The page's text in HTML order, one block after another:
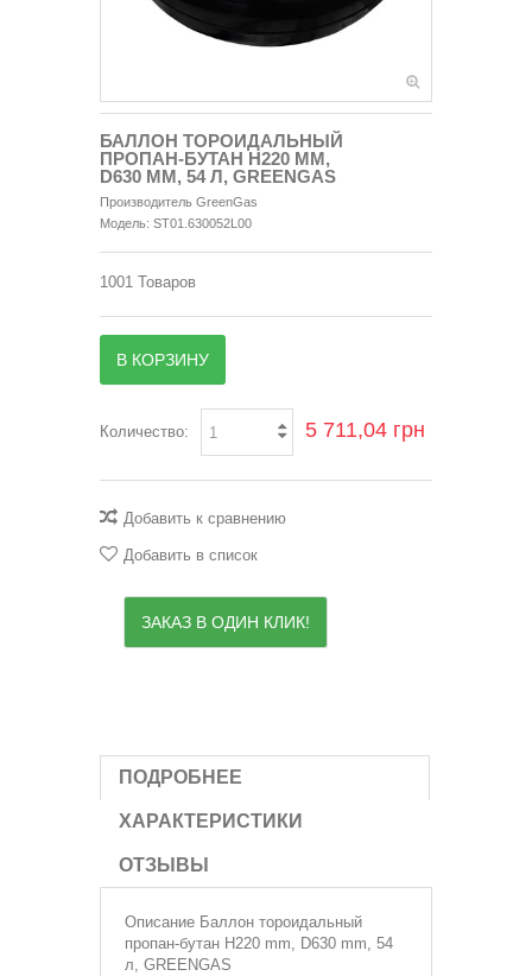
БАЛЛОН ТОРОИДАЛЬНЫЙ
ПРОПАН-БУТАН H220 MM,
D630 MM, 54 Л, GREENGAS
Производитель GreenGas
Модель: ST01.630052L00
1001 Товаров
В КОРЗИНУ
Количество: 5 711,04 грн
Добавить к сравнению
Добавить в список
ЗАКАЗ В ОДИН КЛИК!
ПОДРОБНЕЕ
ХАРАКТЕРИСТИКИ
ОТЗЫВЫ
Описание Баллон тороидальный
пропан-бутан H220 mm, D630 mm, 54
л, GREENGAS